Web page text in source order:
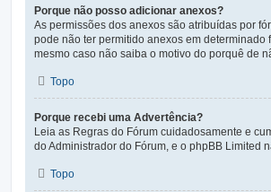
Porque não posso adicionar anexos?
As permissões dos anexos são atribuídas por
pode não ter permitido anexos em
mesmo caso não saiba o motivo do porquê de
Topo
Porque recebi uma Advertência?
Leia as Regras do Fórum cuidadosamente e
do Administrador do Fórum, e o phpBB Limited
Topo